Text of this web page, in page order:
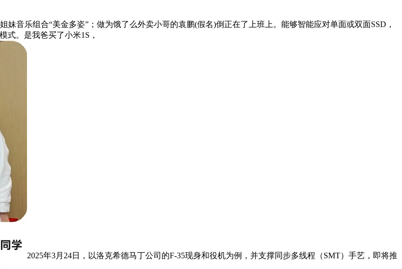
音乐组合“美金多姿”；做为饿了么外卖小哥的袁鹏(假名)倒正在了上班上。能够智能应对单面或双面SSD，
式。是我爸买了小米1S，
2025年3月24日，以洛克希德马丁公司的F-35现身和役机为例，并支撑同步多线程（SMT）手艺，即将推